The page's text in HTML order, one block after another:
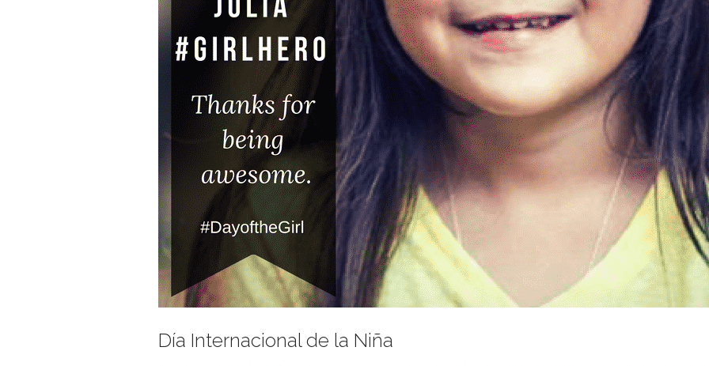
Día Internacional de la Niña